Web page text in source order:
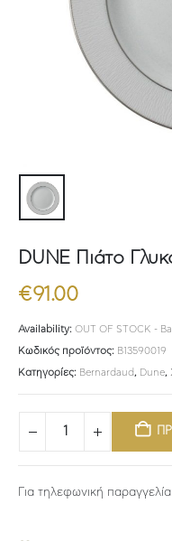
DUNE Πιάτο
€91.00
Availability: OUT OF STOCK -
Κωδικός προϊόντος: B13590019
Κατηγορίες: Bernardaud, Dune,
Για τηλεφωνική